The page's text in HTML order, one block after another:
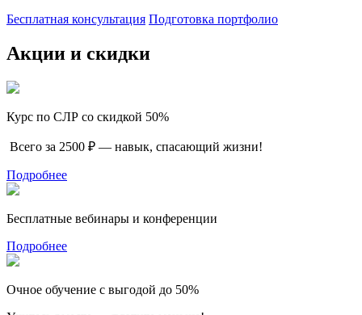
Бесплатная консультация Подготовка портфолио
Акции и скидки
Курс по СЛР со скидкой 50%
Всего за 2500 ₽ — навык, спасающий жизни!
Подробнее
Бесплатные вебинары и конференции
Подробнее
Очное обучение с выгодой до 50%